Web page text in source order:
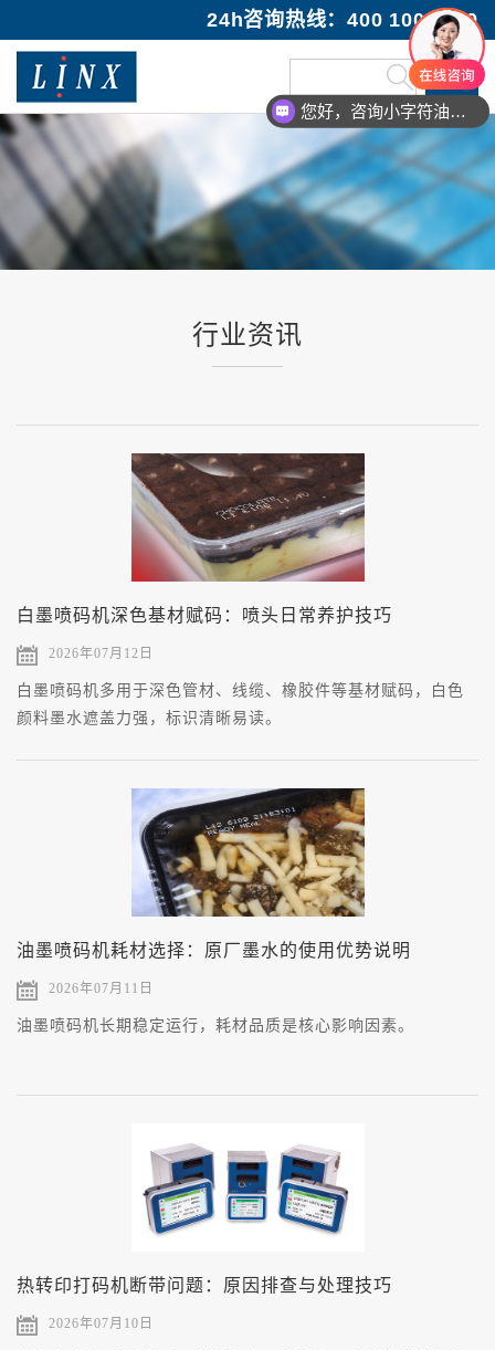
24h咨询热线：400 100 1089
行业资讯
白墨喷码机深色基材赋码：喷头日常养护技巧
2026年07月12日
白墨喷码机多用于深色管材、线缆、橡胶件等基材赋码，白色
颜料墨水遮盖力强，标识清晰易读。
油墨喷码机耗材选择：原厂墨水的使用优势说明
2026年07月11日
油墨喷码机长期稳定运行，耗材品质是核心影响因素。
热转印打码机断带问题：原因排查与处理技巧
2026年07月10日
您好，咨询小字符油墨喷码机